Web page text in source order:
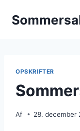
OPSKRIFTER
Af 28. december